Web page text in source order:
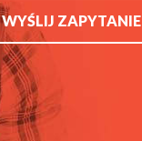
WYŚLIJ ZAPYTANIE